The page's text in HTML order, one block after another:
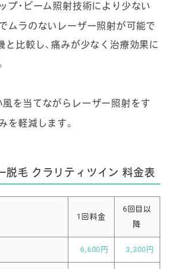
プ・ビーム照射技術により少ない
ムラのないレーザー照射が可能で
と比較し、痛みが少なく治療効果に
風を当てながらレーザー照射をす
を軽減します。
脱毛 クラリティツイン 料金表
1回料金
6回目以
降
6,600円 3,300円